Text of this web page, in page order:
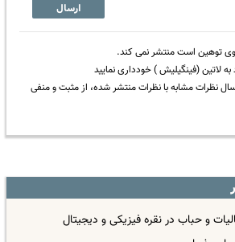
ارسال
توهین است منتشر نمی کند.
لاتین (فینگیلیش ) خودداری نمایید
نظرات مشابه با نظرات منتشر شده، از مثبت و منفی
و حباب در نقره فیزیکی و دیجیتال